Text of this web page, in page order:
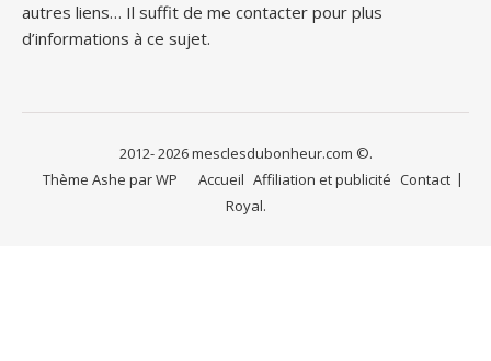
autres liens… Il suffit de me contacter pour plus
d’informations à ce sujet.
2012- 2026 mesclesdubonheur.com ©.
Accueil Affiliation et publicité Contact
Thème Ashe parWP
Royal.